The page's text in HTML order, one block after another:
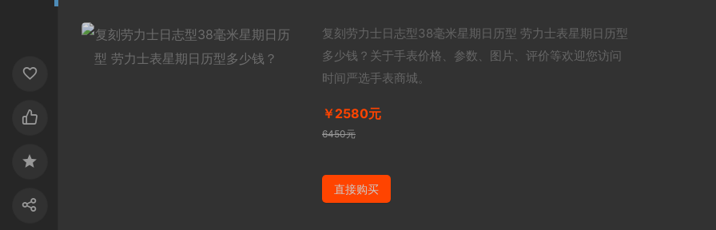
复刻劳力士日志型38毫米星期日历型 劳力士表星期日历型
多少钱？关于手表价格、参数、图片、评价等欢迎您访问
时间严选手表商城。
￥2580元
6450元
直接购买